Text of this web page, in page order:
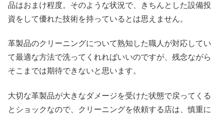
品はおまけ程度。そのような状況で、きちんとした設備投
資をして優れた技術を持っているとは思えません。
革製品のクリーニングについて熟知した職人が対応してい
て最適な方法で洗ってくれればいいのですが、残念ながら
そこまでは期待できないと思います。
大切な革製品が大きなダメージを受けた状態で戻ってくる
とショックなので、クリーニングを依頼する店は、慎重に